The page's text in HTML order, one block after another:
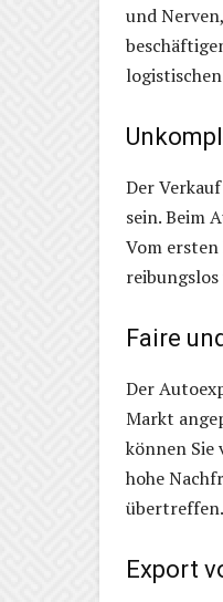
und
Der
sein. Beim
Vom
Faire
Der
Markt
können Sie
hohe
übertreffen.
Export